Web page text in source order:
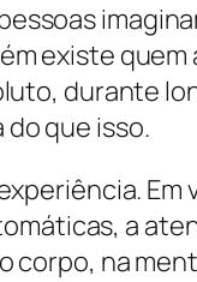
existe quem
durante
que isso.
Em
a
corpo, na